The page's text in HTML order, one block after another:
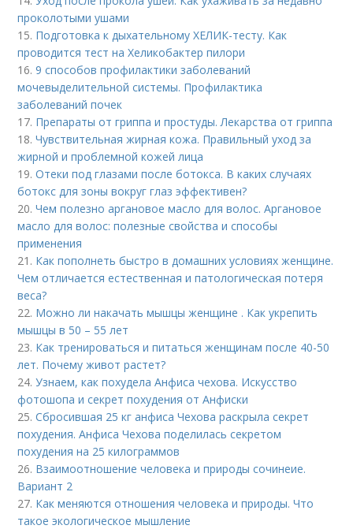
проколотыми ушами
15. Подготовка к дыхательному ХЕЛИК-тесту. Как
проводится тест на Хеликобактер пилори
16.9 способов профилактики заболеваний
мочевыделительной системы. Профилактика
заболеваний почек
17. Препараты от гриппа и простуды. Лекарства от гриппа
18.Чувствительная жирная кожа. Правильный уход за
жирной и проблемной кожей лица
19.Отеки под глазами после ботокса. В каких случаях
ботокс для зоны вокруг глаз эффективен?
20.Чем полезно аргановое масло для волос. Аргановое
масло для волос: полезные свойства и способы
применения
21. Как пополнеть быстро в домашних условиях женщине.
Чем отличается естественная и патологическая потеря
веса?
22. Можно ли накачать мышцы женщине . Как укрепить
мышцы в 50 – 55 лет
23. Как тренироваться и питаться женщинам после 40-50
лет. Почему живот растет?
24.Узнаем, как похудела Анфиса чехова. Искусство
фотошопа и секрет похудения от Анфиски
25.Сбросившая 25 кг анфиса Чехова раскрыла секрет
похудения. Анфиса Чехова поделилась секретом
похудения на 25 килограммов
26. Взаимоотношение человека и природы сочинеие.
Вариант 2
27. Как меняются отношения человека и природы. Что
такое экологическое мышление